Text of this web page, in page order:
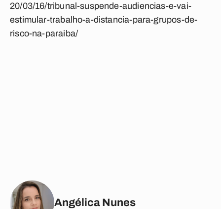
20/03/16/tribunal-suspende-audiencias-e-vai-
estimular-trabalho-a-distancia-para-grupos-de-
risco-na-paraiba/
Angélica Nunes